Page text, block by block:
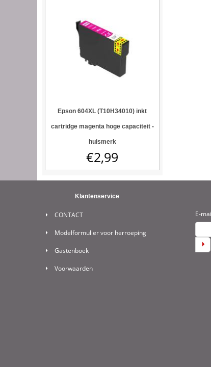
Epson 604XL (T10H34010) inkt
cartridge magenta hoge capaciteit -
huismerk
€2,99
Klantenservice
CONTACT
Modelformulier voor herroeping
Gastenboek
Voorwaarden
E-